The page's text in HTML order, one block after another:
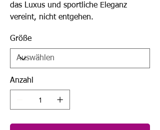
das Luxus und sportliche Eleganz
vereint, nicht entgehen.
Größe
Anzahl